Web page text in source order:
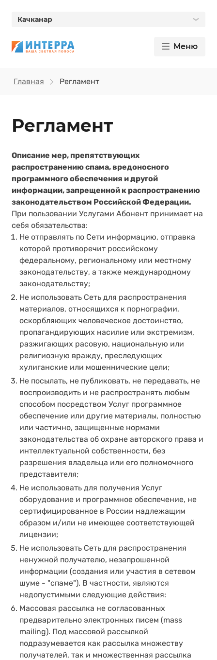
Качканар
Меню
Главная Регламент
Регламент
Описание мер, препятствующих
распространению спама, вредоносного
программного обеспечения и другой
информации, запрещенной к распространению
законодательством Российской Федерации.
При пользовании Услугами Абонент принимает на
себя обязательства:
Не отправлять по Сети информацию, отправка
которой противоречит российскому
федеральному, региональному или местному
законодательству, а также международному
законодательству;
Не использовать Сеть для распространения
материалов, относящихся к порнографии,
оскорбляющих человеческое достоинство,
пропагандирующих насилие или экстремизм,
разжигающих расовую, национальную или
религиозную вражду, преследующих
хулиганские или мошеннические цели;
Не посылать, не публиковать, не передавать, не
воспроизводить и не распространять любым
способом посредством Услуг программное
обеспечение или другие материалы, полностью
или частично, защищенные нормами
законодательства об охране авторского права и
интеллектуальной собственности, без
разрешения владельца или его полномочного
представителя;
Не использовать для получения Услуг
оборудование и программное обеспечение, не
сертифицированное в России надлежащим
образом и/или не имеющее соответствующей
лицензии;
Не использовать Сеть для распространения
ненужной получателю, незапрошенной
информации (создания или участия в сетевом
шуме - "спаме"). В частности, являются
недопустимыми следующие действия:
Массовая рассылка не согласованных
предварительно электронных писем (mass
mailing). Под массовой рассылкой
подразумевается как рассылка множеству
получателей, так и множественная рассылка